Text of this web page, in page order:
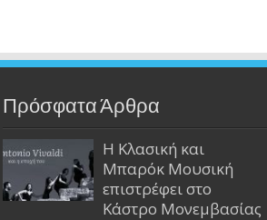
Πρόσφατα Άρθρα
Η Κλασική και
Μπαρόκ Μουσική
επιστρέφει στο
Κάστρο Μονεμβασίας